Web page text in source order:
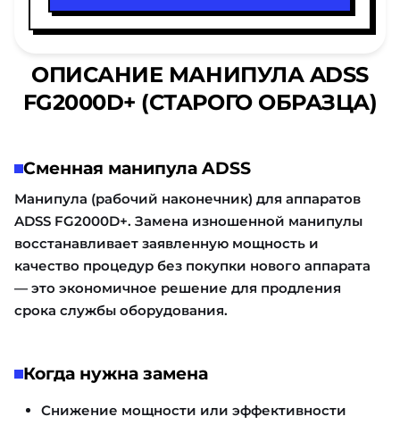
ОПИСАНИЕ МАНИПУЛА ADSS
FG2000D+ (СТАРОГО ОБРАЗЦА)
Сменная манипула ADSS
Манипула (рабочий наконечник) для аппаратов
ADSS FG2000D+. Замена изношенной манипулы
восстанавливает заявленную мощность и
качество процедур без покупки нового аппарата
— это экономичное решение для продления
срока службы оборудования.
Когда нужна замена
Снижение мощности или эффективности